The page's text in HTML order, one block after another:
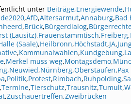
unter Beiträge,Energiewende,
,AfD,Altersarmut,Annaburg,Bad
,Brück,Bürgerdialog,
(Lausitz),Frauenstammtisch,Freiberg,
(Saale),Heilbronn,Höchstadt,JA,
,Kommunalwahlen,Kundgebung,
,Merkel muss weg,Montagsdemo,
,Neuwied,Nürnberg,Oberstaufen,Pax
,Politik,Protest,Rimbach,Ruhpolding,
,Termine,Tierschutz,Trausnitz,Tumult,
,Zuschauertreffen,Zweibrücken